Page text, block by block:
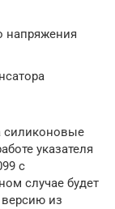
напряжения
силиконовые
указателя
с
случае будет
версию из